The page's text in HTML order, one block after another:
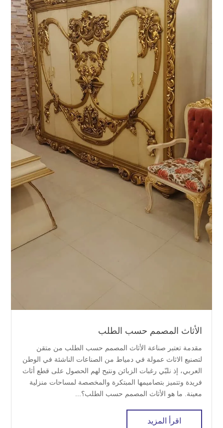
الأثاث المصمم حسب الطلب
مقدمة تعتبر صناعة الأثاث المصمم حسب الطلب من متقن
لتصنيع الاثاث عمولة في دمياط من الصناعات الناشئة في الوطن
العربي، إذ نلبّي رغبات الزبائن ونتيح لهم الحصول على قطع أثاث
فريدة وتتميز بتصاميمها المبتكرة والمخصصة لمساحات منزلية
معينة. ما هو الأثاث المصمم حسب الطلب؟...
اقرأ المزيد